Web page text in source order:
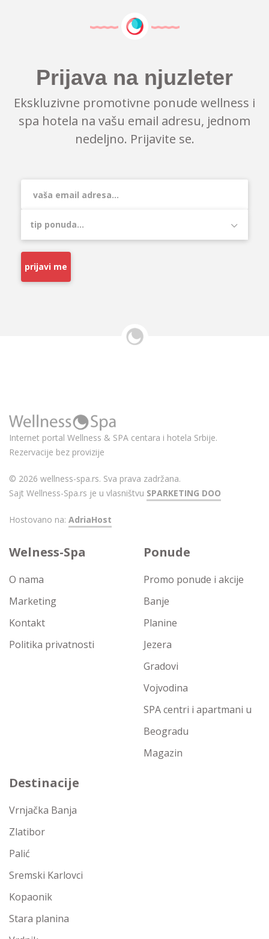
Prijava na njuzleter
Ekskluzivne promotivne ponude wellness i
spa hotela na vašu email adresu, jednom
nedeljno. Prijavite se.
prijavi me
Internet portal Wellness & SPA centara i hotela Srbije.
Rezervacije bez provizije
© 2026 wellness-spa.rs. Sva prava zadržana.
Sajt Wellness-Spa.rs je u vlasništvu SPARKETING DOO
Hostovano na: AdriaHost
Welness-Spa
O nama
Marketing
Kontakt
Politika privatnosti
Ponude
Promo ponude i akcije
Banje
Planine
Jezera
Gradovi
Vojvodina
SPA centri i apartmani u
Beogradu
Magazin
Destinacije
Vrnjačka Banja
Zlatibor
Palić
Sremski Karlovci
Kopaonik
Stara planina